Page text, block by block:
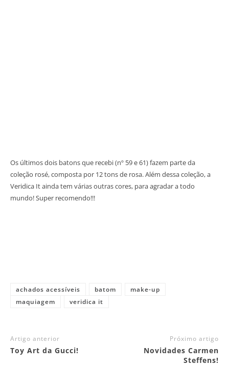
Os últimos dois batons que recebi (nº 59 e 61) fazem parte da
coleção rosé, composta por 12 tons de rosa. Além dessa coleção, a
Veridica It ainda tem várias outras cores, para agradar a todo
mundo! Super recomendo!!!
achados acessíveis batom
make-up
maquiagem
veridica it
Artigo anterior
Toy Art da Gucci!
Próximo artigo
Novidades Carmen
Steffens!